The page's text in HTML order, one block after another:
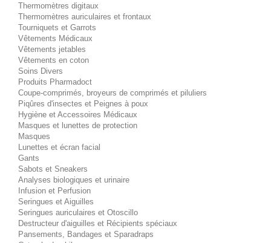
Thermomètres digitaux
Thermomètres auriculaires et frontaux
Tourniquets et Garrots
Vêtements Médicaux
Vêtements jetables
Vêtements en coton
Soins Divers
Produits Pharmadoct
Coupe-comprimés, broyeurs de comprimés et piluliers
Piqûres d'insectes et Peignes à poux
Hygiène et Accessoires Médicaux
Masques et lunettes de protection
Masques
Lunettes et écran facial
Gants
Sabots et Sneakers
Analyses biologiques et urinaire
Infusion et Perfusion
Seringues et Aiguilles
Seringues auriculaires et Otoscillo
Destructeur d'aiguilles et Récipients spéciaux
Pansements, Bandages et Sparadraps